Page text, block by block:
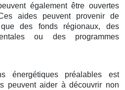
également être ouvertes
aides peuvent provenir de
des fonds régionaux, des
ou des programmes
énergétiques préalables est
peuvent aider à découvrir non